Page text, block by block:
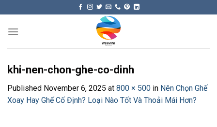
content
khi-nen-chon-ghe-co-dinh
Published November 6, 2025 at 800 × 500 in Nên Chọn Ghế
Xoay Hay Ghế Cố Định? Loại Nào Tốt Và Thoải Mái Hơn?